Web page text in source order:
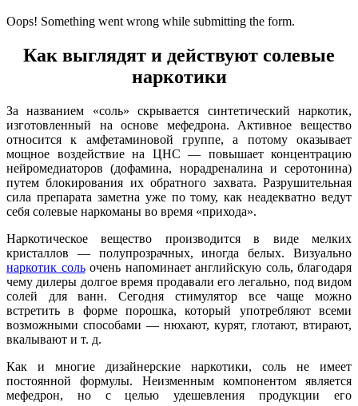
Oops! Something went wrong while submitting the form.
Как выглядят и действуют солевые
наркотики
За названием «соль» скрывается синтетический наркотик,
изготовленный на основе мефедрона. Активное вещество
относится к амфетаминовой группе, а потому оказывает
мощное воздействие на ЦНС — повышает концентрацию
нейромедиаторов (дофамина, норадреналина и серотонина)
путем блокирования их обратного захвата. Разрушительная
сила препарата заметна уже по тому, как неадекватно ведут
себя солевые наркоманы во время «прихода».
Наркотическое вещество производится в виде мелких
кристаллов — полупрозрачных, иногда белых. Визуально
наркотик сольочень напоминает английскую соль, благодаря
чему дилеры долгое время продавали его легально, под видом
солей для ванн. Сегодня стимулятор все чаще можно
встретить в форме порошка, который употребляют всеми
возможными способами — нюхают, курят, глотают, втирают,
вкалывают и т. д.
Как и многие дизайнерские наркотики, соль не имеет
постоянной формулы. Неизменным компонентом является
мефедрон, но с целью удешевления продукции его